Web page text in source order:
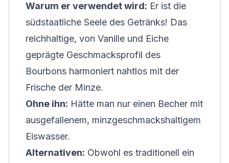
Warum er verwendet wird: Er ist die
südstaatliche Seele des Getränks! Das
reichhaltige, von Vanille und Eiche
geprägte Geschmacksprofil des
Bourbons harmoniert nahtlos mit der
Frische der Minze.
Ohne ihn: Hätte man nur einen Becher mit
ausgefallenem, minzgeschmackshaltigem
Eiswasser.
Alternativen: Obwohl es traditionell ein